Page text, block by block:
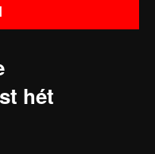
hét